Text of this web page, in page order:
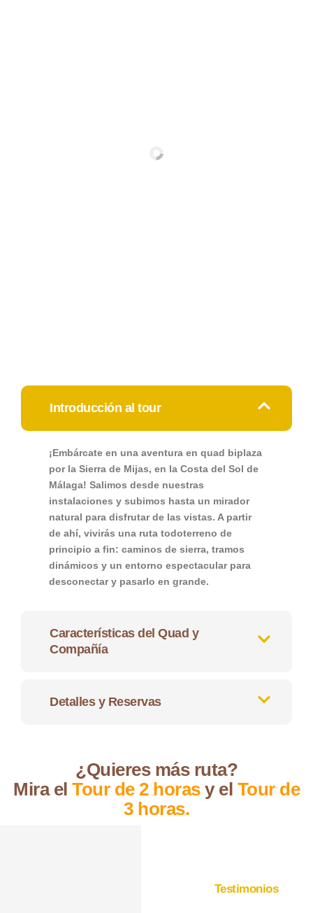
Introducción al tour
¡Embárcate en una aventura en quad biplaza
por la Sierra de Mijas, en la Costa del Sol de
Málaga! Salimos desde nuestras
instalaciones y subimos hasta un mirador
natural para disfrutar de las vistas. A partir
de ahí, vivirás una ruta todoterreno de
principio a fin: caminos de sierra, tramos
dinámicos y un entorno espectacular para
desconectar y pasarlo en grande.
Características del Quad y
Compañía
Detalles y Reservas
¿Quieres más ruta?
Mira el Tour de 2 horasy el Tour de
3 horas.
Testimonios